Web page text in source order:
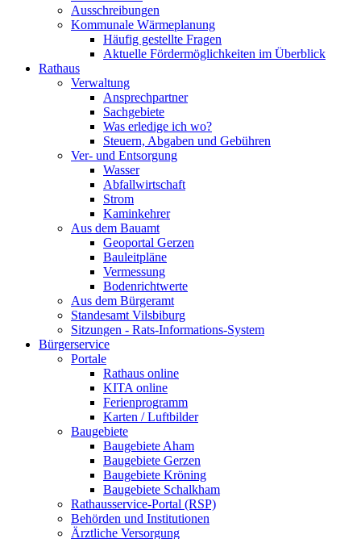
Ausschreibungen
Kommunale Wärmeplanung
Häufig gestellte Fragen
Aktuelle Fördermöglichkeiten im Überblick
Rathaus
Verwaltung
Ansprechpartner
Sachgebiete
Was erledige ich wo?
Steuern, Abgaben und Gebühren
Ver- und Entsorgung
Wasser
Abfallwirtschaft
Strom
Kaminkehrer
Aus dem Bauamt
Geoportal Gerzen
Bauleitpläne
Vermessung
Bodenrichtwerte
Aus dem Bürgeramt
Standesamt Vilsbiburg
Sitzungen - Rats-Informations-System
Bürgerservice
Portale
Rathaus online
KITA online
Ferienprogramm
Karten / Luftbilder
Baugebiete
Baugebiete Aham
Baugebiete Gerzen
Baugebiete Kröning
Baugebiete Schalkham
Rathausservice-Portal (RSP)
Behörden und Institutionen
Ärztliche Versorgung